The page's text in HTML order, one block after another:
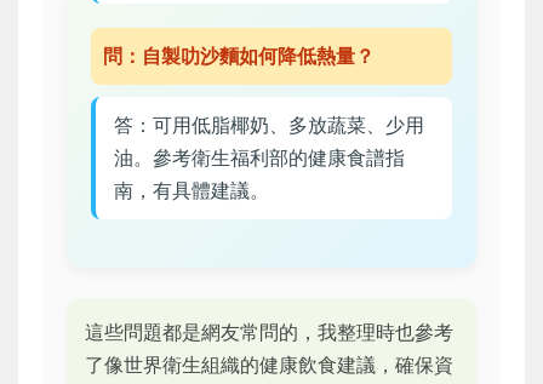
問：自製叻沙麵如何降低熱量？
答：可用低脂椰奶、多放蔬菜、少用
油。參考衛生福利部的健康食譜指
南，有具體建議。
這些問題都是網友常問的，我整理時也參考
了像世界衛生組織的健康飲食建議，確保資